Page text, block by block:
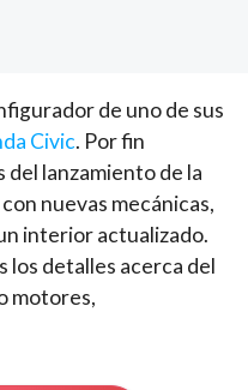
de uno de sus
Civic. Por fin
lanzamiento de la
nuevas mecánicas,
interior actualizado.
los detalles acerca del
motores,